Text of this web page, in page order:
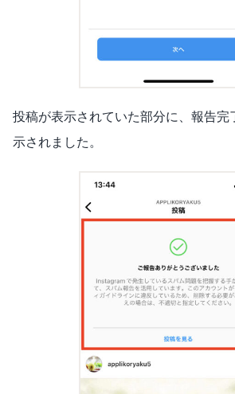
投稿が表示されていた部分に、報告完
示されました。